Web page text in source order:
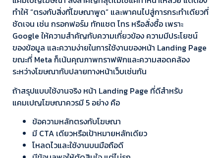
ทำให้ “ตรงกับสิ่งที่โฆษณาพูด” และพาคนไปสู่การกระทำเดียวที่
ชัดเจน เช่น กรอกฟอร์ม ทักแชต โทร หรือสั่งซื้อ เพราะ
Google ให้ความสำคัญกับความเกี่ยวข้อง ความมีประโยชน์
ของข้อมูล และความง่ายในการใช้งานของหน้า Landing Page
ขณะที่ Meta ก็เน้นคุณภาพทราฟฟิกและความสอดคล้อง
ระหว่างโฆษณากับปลายทางหน้าเว็บเช่นกัน
ถ้าสรุปแบบใช้งานจริง หน้า Landing Page ที่ดีสำหรับ
แคมเปญโฆษณาควรมี 5 อย่าง คือ
ข้อความหลักตรงกับโฆษณา
มี CTA เดียวหรือเป้าหมายหลักเดียว
โหลดไวและใช้งานบนมือถือดี